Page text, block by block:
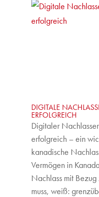
DIGITALE
ERFOLGREICH
Digitaler
erfolgreich – ein
kanadische
Vermögen in
Nachlass mit
muss, weiß: